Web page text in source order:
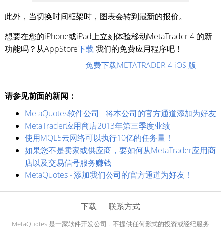
此外，当切换时间框架时，图表会转到最新的报价。
想要在您的iPhone或iPad上立刻体验移动MetaTrader 4 的新
功能吗？从AppStore下载 我们的免费应用程序吧！
免费下载METATRADER 4 iOS 版
请参见前面的新闻：
MetaQuotes软件公司 - 将本公司的官方通道添加为好友
MetaTrader应用商店2013年第三季度业绩
使用MQL5云网络可以执行10亿的任务量！
如果您不是卖家或供应商，要如何从MetaTrader应用商
店以及交易信号服务赚钱
MetaQuotes - 添加我们公司的官方通道为好友！
下载 联系方式
MetaQuotes 是一家软件开发公司，不提供任何形式的投资或经纪服务